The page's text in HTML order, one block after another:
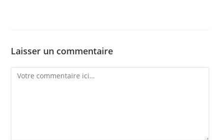
Laisser un commentaire